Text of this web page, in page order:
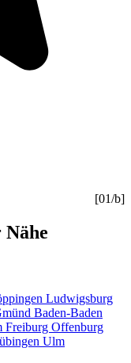
[01/b]
Ludwigsburg
Baden-Baden
Freiburg Offenburg
Ulm